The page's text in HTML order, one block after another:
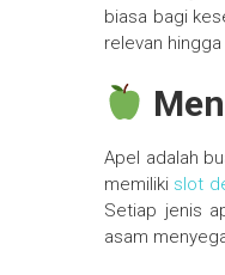
biasa bagi
relevan hingga
Apel adalah
memiliki slot
Setiap jenis
asam